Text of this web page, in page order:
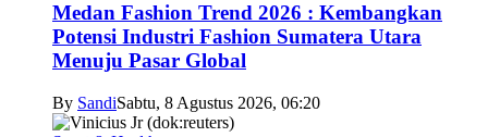
Medan Fashion Trend 2026 : Kembangkan
Potensi Industri Fashion Sumatera Utara
Menuju Pasar Global
By SandiSabtu, 8 Agustus 2026, 06:20